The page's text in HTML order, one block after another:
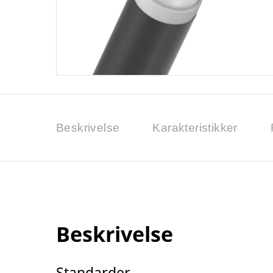
Beskrivelse Karakteristikker
Beskrivelse